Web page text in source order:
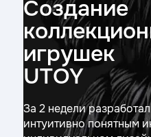
Создание
игрушек
UTOY
За 2 недели
интуитивно понятным